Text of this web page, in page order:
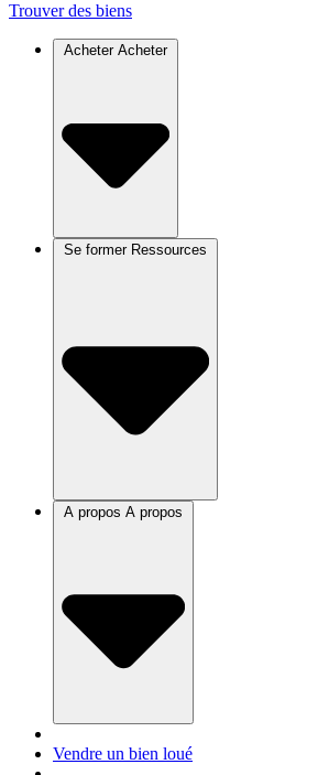
Trouver des biens
Acheter Acheter
Se former
A propos
Vendre un bien loué